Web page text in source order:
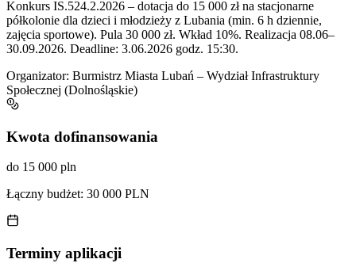
Konkurs IS.524.2.2026 – dotacja do 15 000 zł na stacjonarne
półkolonie dla dzieci i młodzieży z Lubania (min. 6 h dziennie,
zajęcia sportowe). Pula 30 000 zł. Wkład 10%. Realizacja 08.06–
30.09.2026. Deadline: 3.06.2026 godz. 15:30.
Organizator: Burmistrz Miasta Lubań – Wydział Infrastruktury
Społecznej (Dolnośląskie)
Kwota dofinansowania
do 15 000 pln
Łączny budżet: 30 000 PLN
Terminy aplikacji